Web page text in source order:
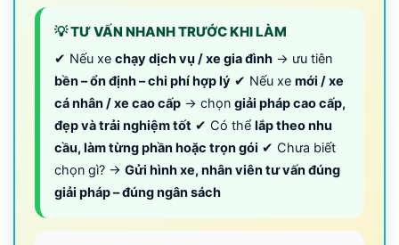
💡 TƯ VẤN NHANH TRƯỚC KHI LÀM
✔ Nếu xe chạy dịch vụ / xe gia đình → ưu tiên
bền – ổn định – chi phí hợp lý ✔ Nếu xe mới / xe
cá nhân / xe cao cấp → chọn giải pháp cao cấp,
đẹp và trải nghiệm tốt ✔ Có thể lắp theo nhu
cầu, làm từng phần hoặc trọn gói ✔ Chưa biết
chọn gì? → Gửi hình xe, nhân viên tư vấn đúng
giải pháp – đúng ngân sách